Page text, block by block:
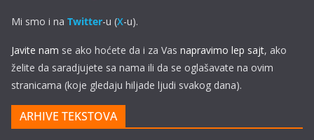
Mi smo i na Twitter-u (X-u).
Javite nam se ako hoćete da i za Vas napravimo lep sajt, ako
želite da saradjujete sa nama ili da se oglašavate na ovim
stranicama (koje gledaju hiljade ljudi svakog dana).
ARHIVE TEKSTOVA